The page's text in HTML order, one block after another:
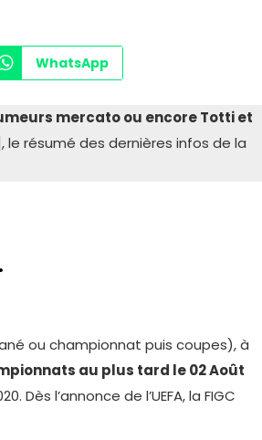
WhatsApp
mercato ou encore Totti et
résumé des dernières infos de la
ou championnat puis coupes), à
au plus tard le 02 Août
l’annonce de l’UEFA, la FIGC